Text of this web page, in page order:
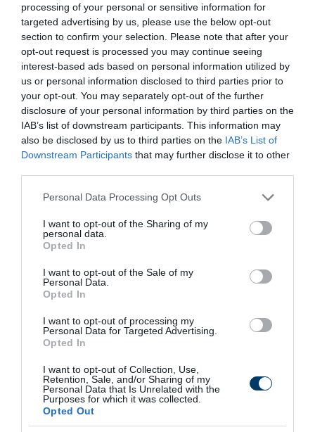
processing of your personal or sensitive information for
targeted advertising by us, please use the below opt-out
section to confirm your selection. Please note that after your
opt-out request is processed you may continue seeing
interest-based ads based on personal information utilized by
us or personal information disclosed to third parties prior to
your opt-out. You may separately opt-out of the further
disclosure of your personal information by third parties on the
IAB’s list of downstream participants. This information may
also be disclosed by us to third parties on the IAB’s List of
Downstream Participants that may further disclose it to other
Please note that this website/app uses one or more Google
not limited to your visit or usage behaviour. You may click to
grant or deny consent to Google and its third-party tags to
use your data for below specified purposes in below Google
consent section.
Personal Data Processing Opt Outs
I want to opt-out of the Sharing of my
personal data.
Opted In
I want to opt-out of the Sale of my
Personal Data.
Opted In
I want to opt-out of processing my
Personal Data for Targeted Advertising.
Opted In
I want to opt-out of Collection, Use,
Retention, Sale, and/or Sharing of my
Personal Data that Is Unrelated with the
Purposes for which it was collected.
Opted Out
This Simple Trick Removes All Parasites From
Your Body!
More
351 85 178
5 h 35 min
Fungus Dries Up And Falls Off After The First
Use